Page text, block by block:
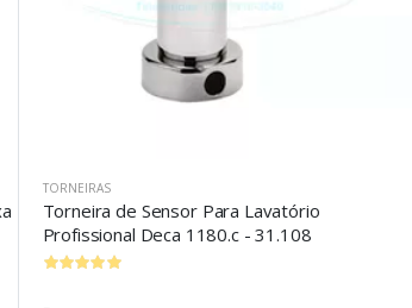
TORNEIRAS
Torneira de Sensor Para Lavatório
Profissional Deca 1180.c - 31.108